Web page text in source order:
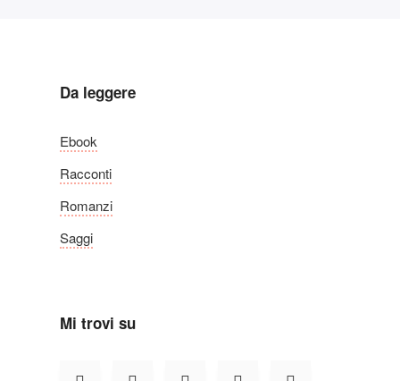
Da leggere
Ebook
Racconti
Romanzi
Saggi
Mi trovi su